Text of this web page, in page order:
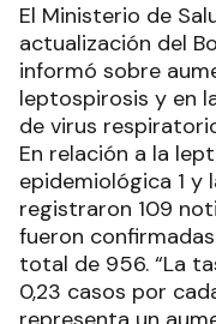
El Ministerio de
actualización del
informó sobre
leptospirosis y en
de virus
En relación a la
epidemiológica 1 y
registraron 109
fueron
total de 956. “La
0,23 casos por